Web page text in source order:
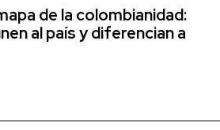
de la colombianidad:
al país y diferencian a